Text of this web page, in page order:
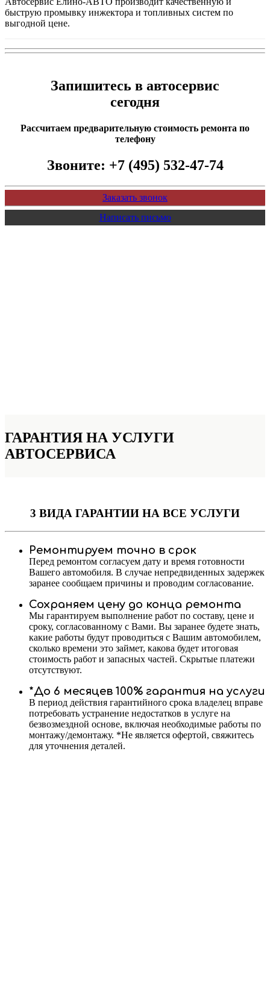
быструю промывку инжектора и топливных систем по
выгодной цене.
Запишитесь в автосервис
сегодня
Рассчитаем предварительную стоимость ремонта по
телефону
Звоните: +7 (495) 532-47-74
Заказать звонок
Написать письмо
ГАРАНТИЯ НА УСЛУГИ
АВТОСЕРВИСА
3 ВИДА ГАРАНТИИ НА ВСЕ УСЛУГИ
Ремонтируем точно в срок
Перед ремонтом согласуем дату и время готовности
Вашего автомобиля. В случае непредвиденных задержек
заранее сообщаем причины и проводим согласование.
Сохраняем цену до конца ремонта
Мы гарантируем выполнение работ по составу, цене и
сроку, согласованному с Вами. Вы заранее будете знать,
какие работы будут проводиться с Вашим автомобилем,
сколько времени это займет, какова будет итоговая
стоимость работ и запасных частей. Скрытые платежи
отсутствуют.
*До 6 месяцев 100% гарантия на услуги
В период действия гарантийного срока владелец вправе
потребовать устранение недостатков в услуге на
безвозмездной основе, включая необходимые работы по
монтажу/демонтажу. *Не является офертой, свяжитесь
для уточнения деталей.